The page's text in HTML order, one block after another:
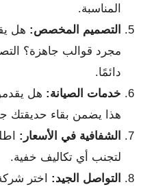
المناسبة.
التصميم المخصص: هل
مجرد قوالب جاهزة؟
دائمًا.
خدمات الصيانة: هل
هذا يضمن بقاء حديقتك
الشفافية في الأسعار:
لتجنب أي تكاليف خفية.
التواصل الجيد: اختر